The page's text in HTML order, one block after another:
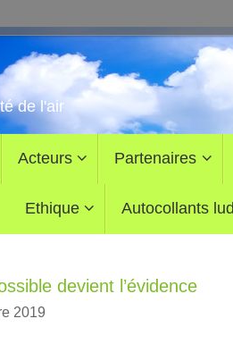
de l'air
Acteurs Partenaires
Ethique Autocollants
devient l’évidence
2019